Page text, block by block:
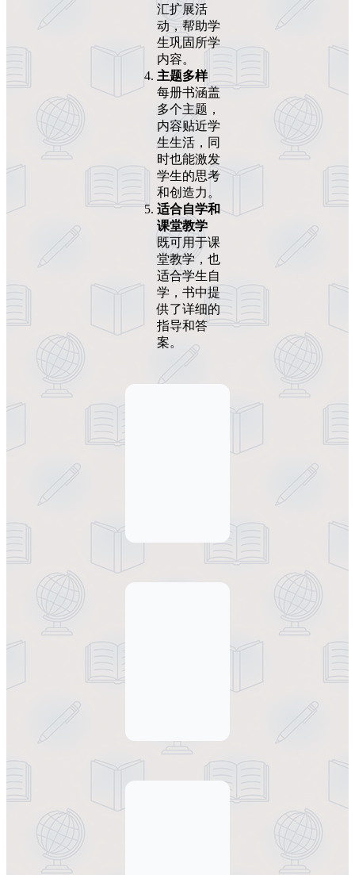
汇扩展活
动，帮助学
生巩固所学
内容。
主题多样
每册书涵盖
多个主题，
内容贴近学
生生活，同
时也能激发
学生的思考
和创造力。
适合自学和
课堂教学
既可用于课
堂教学，也
适合学生自
学，书中提
供了详细的
指导和答
案。